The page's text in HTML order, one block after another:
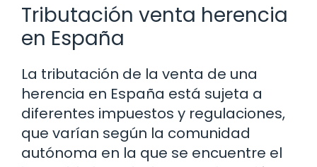
Tributación venta herencia
en España
La tributación de la venta de una
herencia en España está sujeta a
diferentes impuestos y regulaciones,
que varían según la comunidad
autónoma en la que se encuentre el